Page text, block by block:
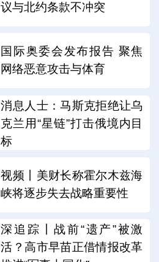
议与北约条款不冲突
国际奥委会发布报告 聚焦
网络恶意攻击与体育
消息人士：马斯克拒绝让乌
克兰用“星链”打击俄境内目
标
视频丨美财长称霍尔木兹海
峡将逐步失去战略重要性
深追踪丨战前“遗产”被激
活？高市早苗正借情报改革